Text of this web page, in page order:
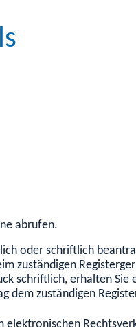
abrufen.
oder schriftlich
zuständigen
schriftlich, erhalten Sie
dem zuständigen
elektronischen